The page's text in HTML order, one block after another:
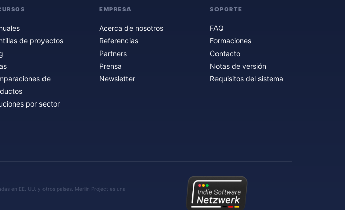
de proyectos
de
por sector
EMPRESA
Acerca de nosotros
Referencias
Partners
Prensa
Newsletter
SOPORTE
FAQ
Formaciones
Contacto
Notas de versión
Requisitos del sistema
en EE. UU. y otros países. Merlin Project es una